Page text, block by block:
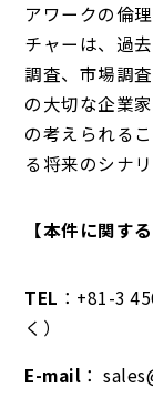
アワークの倫
チャーは、過
調査、市場調
の大切な企業
の考えられる
る将来のシナ
【本件に関す
TEL ：+81-3
く）
E-mail ：